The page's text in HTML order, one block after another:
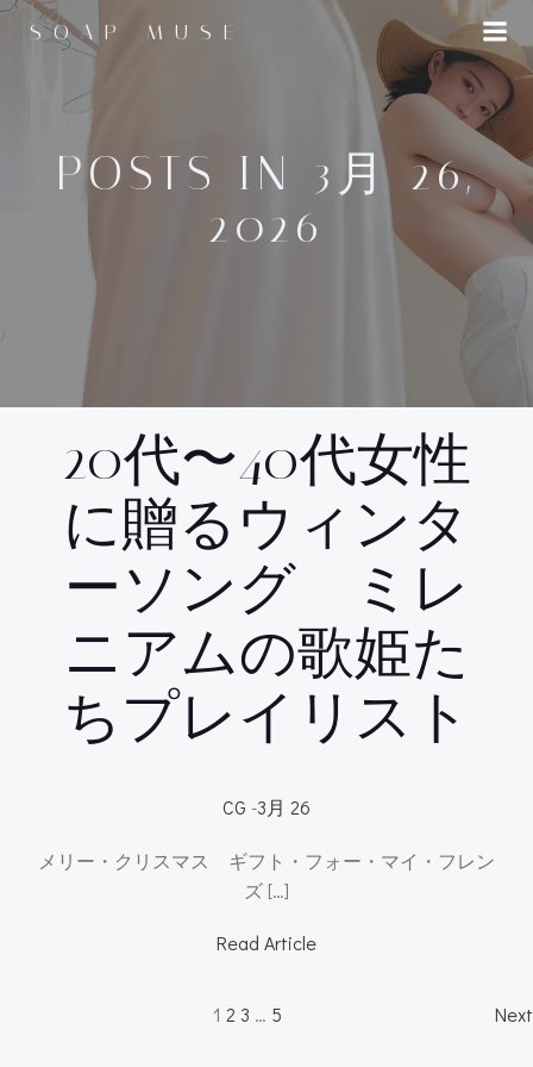
へ
ス
キ
ッ
SOAP MUSE
POSTS IN 3月 26,
2026
20代〜40代女性
に贈るウィンタ
ーソング ミレ
ニアムの歌姫た
ちプレイリスト
CG -3月 26
メリー・クリスマス ギフト・フォー・マイ・フレン
ズ […]
Read Article
Page
1 Page
2 Page
3 … Page
5 Next